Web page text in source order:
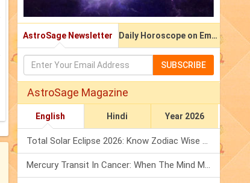
AstroSage Newsletter Daily Horoscope on Email
SUBSCRIBE
AstroSage Magazine
English Hindi Year 2026
Total Solar Eclipse 2026: Know Zodiac Wise Prediction
Mercury Transit In Cancer: When The Mind Meets The Heart!